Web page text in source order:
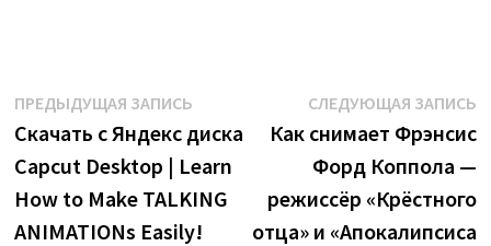
Навигация
по
записям
ПРЕДЫДУЩАЯ ЗАПИСЬПредыдущая
запись:
Скачать с Яндекс диска
Capcut Desktop | Learn
How to Make TALKING
ANIMATIONs Easily!
СЛЕДУЮЩАЯ ЗАПИСЬ
Как снимает Фрэнсис
Форд Коппола —
режиссёр «Крёстного
отца» и «Апокалипсиса